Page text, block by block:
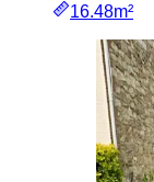
16.48m²